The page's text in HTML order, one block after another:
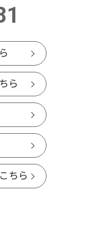
ら
ちら